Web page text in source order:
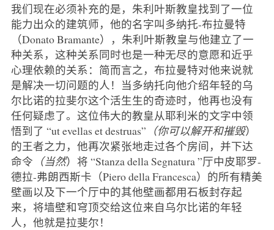
我们现在必须补充的是，朱利叶斯教皇找到了一位
能力出众的建筑师，他的名字叫多纳托-布拉曼特
（Donato Bramante），朱利叶斯教皇与他建立了一
种关系，这种关系同时也是一种无尽的意愿和近乎
心理依赖的关系：简而言之，布拉曼特对他来说就
是解决一切问题的人！当多纳托向他介绍年轻的乌
尔比诺的拉斐尔这个活生生的奇迹时，他再也没有
任何疑虑了。这位伟大的教皇从耶利米的文字中领
悟到了 “ut evellas et destruas” （你可以解开和摧毁）
的王者之力，他再次紧张地走过各个房间，并下达
命令 （当然）将 “Stanza della Segnatura ”厅中皮耶罗-
德拉-弗朗西斯卡（Piero della Francesca）的所有精美
壁画以及下一个厅中的其他壁画都用石板封存起
来，将墙壁和穹顶交给这位来自乌尔比诺的年轻
人，他就是拉斐尔！